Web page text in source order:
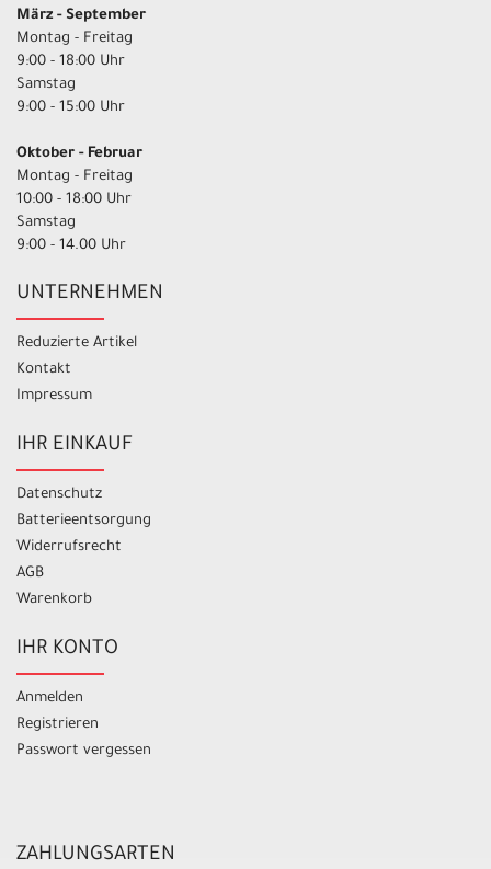
März - September
Montag - Freitag
9:00 - 18:00 Uhr
Samstag
9:00 - 15:00 Uhr
Oktober - Februar
Montag - Freitag
10:00 - 18:00 Uhr
Samstag
9:00 - 14.00 Uhr
UNTERNEHMEN
Reduzierte Artikel
Kontakt
Impressum
IHR EINKAUF
Datenschutz
Batterieentsorgung
Widerrufsrecht
AGB
Warenkorb
IHR KONTO
Anmelden
Registrieren
Passwort vergessen
ZAHLUNGSARTEN